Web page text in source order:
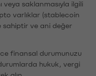
veya saklanmasıyla ilgili
varlıklar (stablecoin
sahiptir ve ani değer
finansal durumunuzu
hukuk, vergi